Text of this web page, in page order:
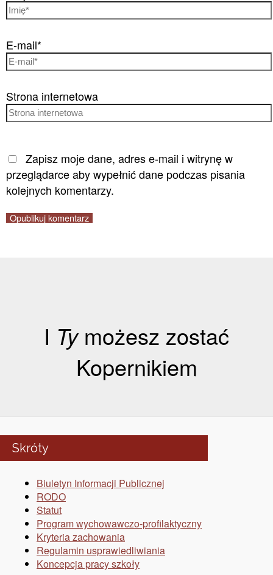
E-mail*
Strona internetowa
Zapisz moje dane, adres e-mail i witrynę w
przeglądarce aby wypełnić dane podczas pisania
kolejnych komentarzy.
I Tymożesz zostać
Kopernikiem
Skróty
Biuletyn Informacji Publicznej
RODO
Statut
Program wychowawczo-profilaktyczny
Kryteria zachowania
Regulamin usprawiedliwiania
Koncepcja pracy szkoły